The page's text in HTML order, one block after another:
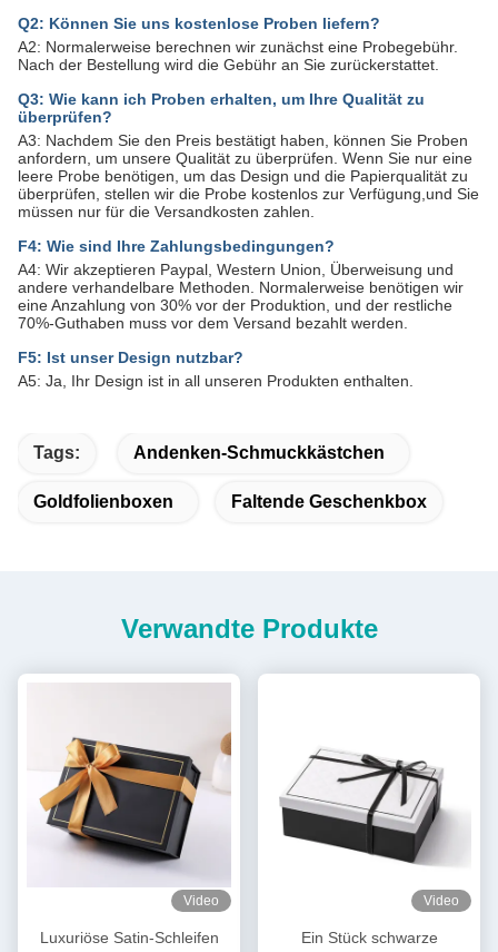
Q2: Können Sie uns kostenlose Proben liefern?
A2: Normalerweise berechnen wir zunächst eine Probegebühr.
Nach der Bestellung wird die Gebühr an Sie zurückerstattet.
Q3: Wie kann ich Proben erhalten, um Ihre Qualität zu
überprüfen?
A3: Nachdem Sie den Preis bestätigt haben, können Sie Proben
anfordern, um unsere Qualität zu überprüfen. Wenn Sie nur eine
leere Probe benötigen, um das Design und die Papierqualität zu
überprüfen, stellen wir die Probe kostenlos zur Verfügung,und Sie
müssen nur für die Versandkosten zahlen.
F4: Wie sind Ihre Zahlungsbedingungen?
A4: Wir akzeptieren Paypal, Western Union, Überweisung und
andere verhandelbare Methoden. Normalerweise benötigen wir
eine Anzahlung von 30% vor der Produktion, und der restliche
70%-Guthaben muss vor dem Versand bezahlt werden.
F5: Ist unser Design nutzbar?
A5: Ja, Ihr Design ist in all unseren Produkten enthalten.
Tags: Andenken-Schmuckkästchen
Goldfolienboxen Faltende Geschenkbox
Verwandte Produkte
Video
Luxuriöse Satin-Schleifen
Video
Ein Stück schwarze